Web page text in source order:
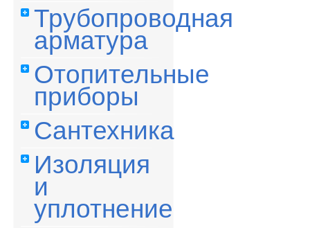
Трубопроводная
арматура
Отопительные
приборы
Сантехника
Изоляция
и
уплотнение